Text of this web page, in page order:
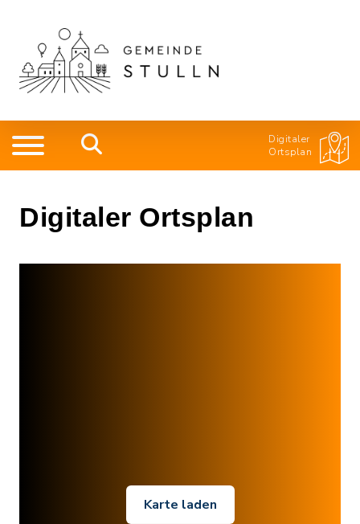
Digitaler
Ortsplan
Digitaler Ortsplan
Karte laden